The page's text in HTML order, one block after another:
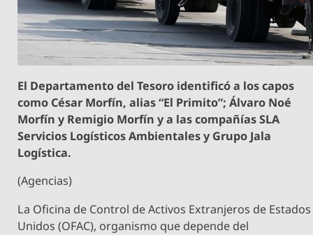
El Departamento del Tesoro identificó a los capos
como César Morfín, alias “El Primito”; Álvaro Noé
Morfín y Remigio Morfín y a las compañías SLA
Servicios Logísticos Ambientales y Grupo Jala
Logística.
(Agencias)
La Oficina de Control de Activos Extranjeros de Estados
Unidos (OFAC), organismo que depende del